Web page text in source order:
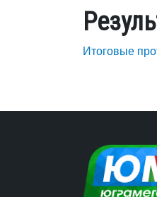
Итоговые